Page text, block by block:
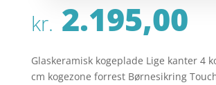
kr. 2.195,00
Glaskeramisk kogeplade Lige kanter 4
cm kogezone forrest Børnesikring